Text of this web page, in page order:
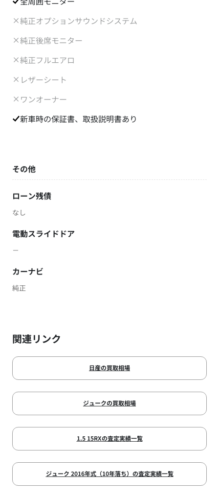
純正オプションサウンドシステム
純正後席モニター
純正フルエアロ
レザーシート
ワンオーナー
新車時の保証書、取扱説明書あり
その他
ローン残債
なし
電動スライドドア
－
カーナビ
純正
関連リンク
日産の買取相場
ジュークの買取相場
1.5 15RXの査定実績一覧
ジューク 2016年式（10年落ち）の査定実績一覧